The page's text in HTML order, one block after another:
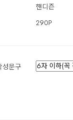
핸디즌
290P
성문구